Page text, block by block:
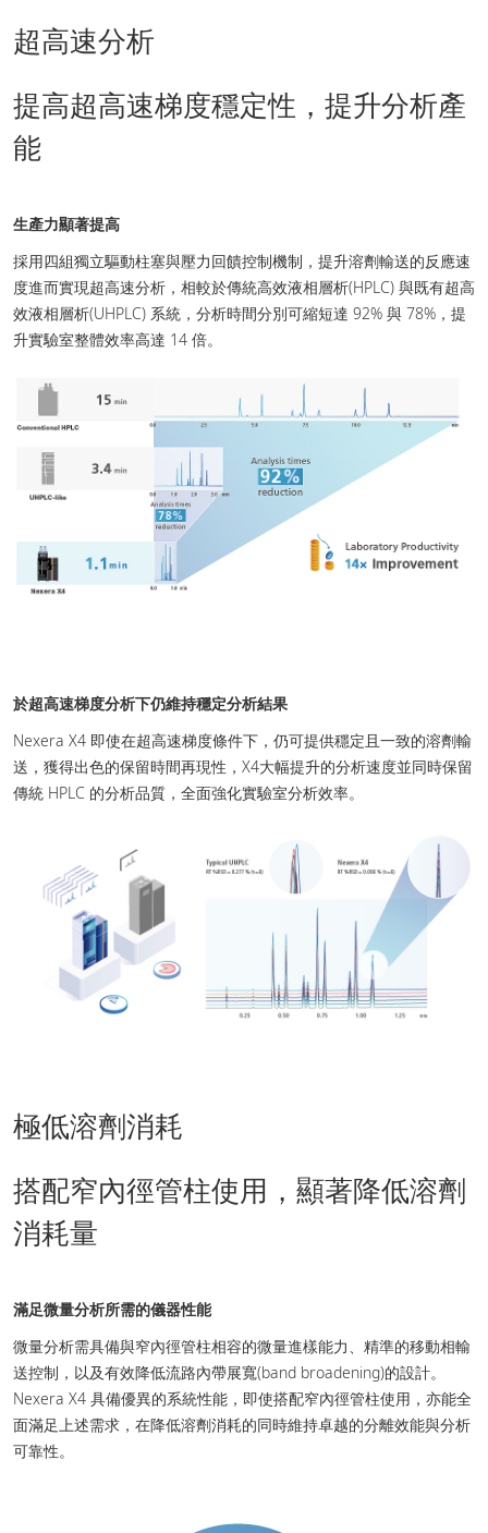
超高速分析
提高超高速梯度穩定性，提升分析產
能
生產力顯著提高
採用四組獨立驅動柱塞與壓力回饋控制機制，提升溶劑輸送的反應速
度進而實現超高速分析，相較於傳統高效液相層析(HPLC) 與既有超高
效液相層析(UHPLC) 系統，分析時間分別可縮短達 92% 與 78%，提
升實驗室整體效率高達 14 倍。
於超高速梯度分析下仍維持穩定分析結果
Nexera X4 即使在超高速梯度條件下，仍可提供穩定且一致的溶劑輸
送，獲得出色的保留時間再現性，X4大幅提升的分析速度並同時保留
傳統 HPLC 的分析品質，全面強化實驗室分析效率。
極低溶劑消耗
搭配窄內徑管柱使用，顯著降低溶劑
消耗量
滿足微量分析所需的儀器性能
微量分析需具備與窄內徑管柱相容的微量進樣能力、精準的移動相輸
送控制，以及有效降低流路內帶展寬(band broadening)的設計。
Nexera X4 具備優異的系統性能，即使搭配窄內徑管柱使用，亦能全
面滿足上述需求，在降低溶劑消耗的同時維持卓越的分離效能與分析
可靠性。